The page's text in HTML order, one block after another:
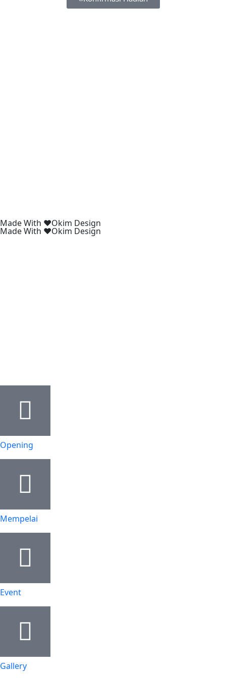
Made With ❤️Okim Design
Made With ❤️Okim Design
Opening
Mempelai
Event
Gallery